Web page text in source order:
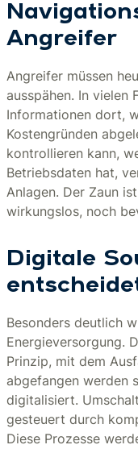
Angreifer
Angreifer müssen
ausspähen. In vielen
Informationen dort,
Kostengründen
kontrollieren kann,
Betriebsdaten hat,
Anlagen. Der Zaun
wirkungslos, noch
Digitale
Besonders deutlich
Energieversorgung.
Prinzip, mit dem
abgefangen werden
digitalisiert.
gesteuert durch
Diese Prozesse